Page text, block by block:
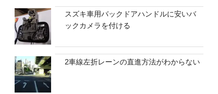
スズキ車用バックドアハンドルに安いバ
ックカメラを付ける
2車線左折レーンの直進方法がわからない